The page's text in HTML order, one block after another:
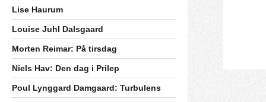
Lise Haurum
Louise Juhl Dalsgaard
Morten Reimar: På tirsdag
Niels Hav: Den dag i Prilep
Poul Lynggard Damgaard: Turbulens